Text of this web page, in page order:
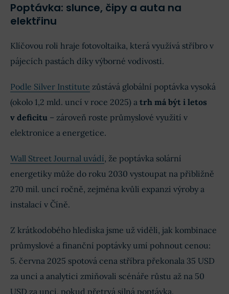
Poptávka: slunce, čipy a auta na
elektřinu
Klíčovou roli hraje fotovoltaika, která využívá stříbro v
pájecích pastách díky výborné vodivosti.
Podle Silver Institute zůstává globální poptávka vysoká
(okolo 1,2 mld. uncí v roce 2025) a trh má být i letos
v deficitu – zároveň roste průmyslové využití v
elektronice a energetice.
Wall Street Journal uvádí, že poptávka solární
energetiky může do roku 2030 vystoupat na přibližně
270 mil. uncí ročně, zejména kvůli expanzi výroby a
instalací v Číně.
Z krátkodobého hlediska jsme už viděli, jak kombinace
průmyslové a finanční poptávky umí pohnout cenou:
5. června 2025 spotová cena stříbra překonala 35 USD
za unci a analytici zmiňovali scénáře růstu až na 50
USD za unci, pokud přetrvá silná poptávka.